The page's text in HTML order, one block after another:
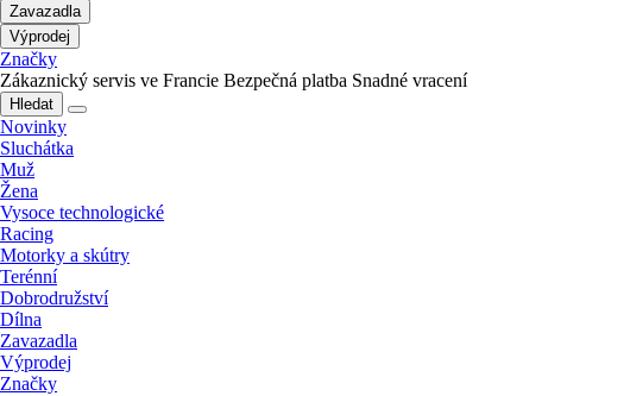
Zavazadla
Výprodej
Značky
Zákaznický servis ve Francie Bezpečná platba Snadné vracení
Hledat
Novinky
Sluchátka
Muž
Žena
Vysoce technologické
Racing
Motorky a skútry
Terénní
Dobrodružství
Dílna
Zavazadla
Výprodej
Značky